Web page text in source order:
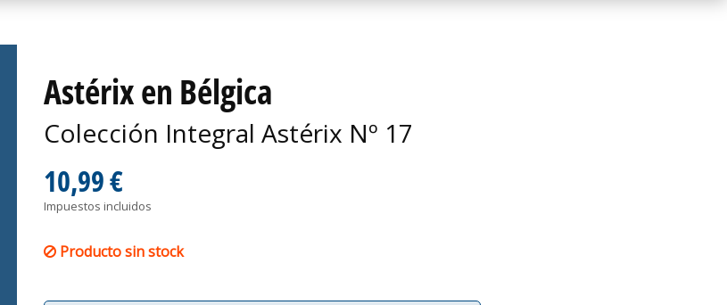
Astérix en Bélgica
Colección Integral Astérix Nº 17
10,99 €
Impuestos incluidos
Producto sin stock